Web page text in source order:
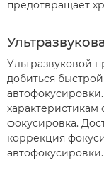
предотвращает
Ультразвуковой
добиться
характеристикам
фокусировка.
коррекция
автофокусировки.